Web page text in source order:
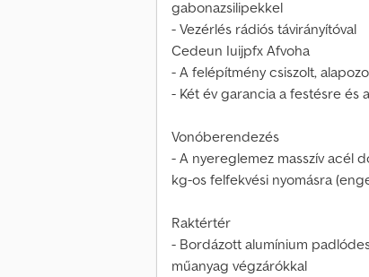
gabonazsilipekkel
- Vezérlés rádiós távirányítóval
Cedeun Iuijpfx Afvoha
- A felépítmény csiszolt,
- Két év garancia a festésre és
Vonóberendezés
- A nyereglemez masszív acél
kg-os felfekvési nyomásra
Raktértér
- Bordázott alumínium
műanyag végzárókkal